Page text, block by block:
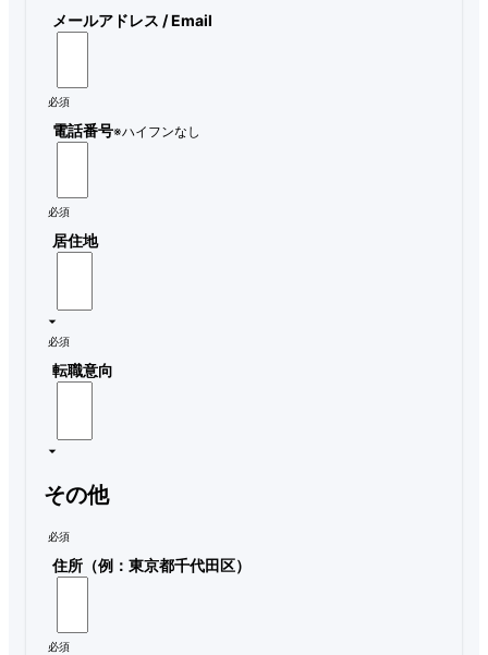
メールアドレス / Email
必須
電話番号※ハイフンなし
必須
居住地
必須
転職意向
その他
必須
住所（例：東京都千代田区）
必須